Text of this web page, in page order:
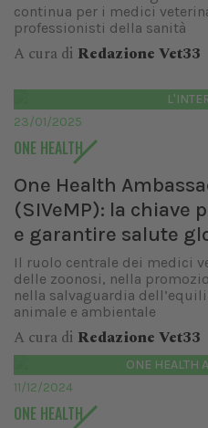
continua per i medici
professionisti della sanità
A cura di Redazione Vet33
23/01/2025
ONE HEALTH
One Health
(SIVeMP): la chiave
e garantire salute
Il ruolo centrale dei medici
delle zoonosi, nella
nella salvaguardia
animale e ambientale
A cura di Redazione Vet33
ONE HEALTH
11/12/2024
ONE HEALTH